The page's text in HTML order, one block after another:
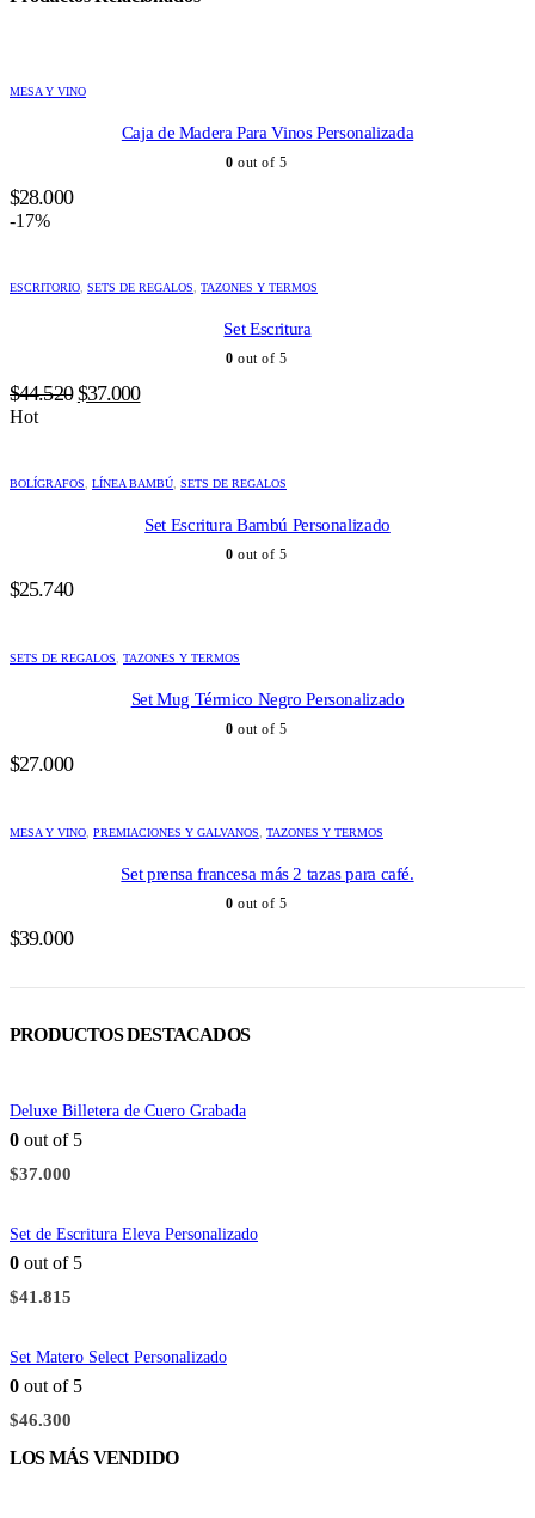
MESA Y VINO
Caja de Madera Para Vinos Personalizada
0 out of 5
$28.000
-17%
ESCRITORIO SETS DE REGALOS TAZONES Y TERMOS
Set Escritura
0 out of 5
$44.520 El
$44.520.
$37.000El
$37.000.
Hot
BOLÍGRAFOS LÍNEA BAMBÚ SETS DE REGALOS
Set Escritura Bambú Personalizado
0 out of 5
$25.740
SETS DE REGALOS TAZONES Y TERMOS
Set Mug Térmico Negro Personalizado
0 out of 5
$27.000
MESA Y VINO PREMIACIONES Y GALVANOS TAZONES Y TERMOS
Set prensa francesa más 2 tazas para café.
0 out of 5
$39.000
PRODUCTOS DESTACADOS
Deluxe Billetera de Cuero Grabada
0 out of 5
$37.000
Set de Escritura Eleva Personalizado
0 out of 5
$41.815
Set Matero Select Personalizado
0 out of 5
$46.300
LOS MÁS VENDIDO